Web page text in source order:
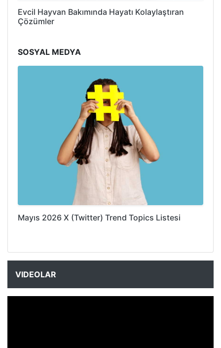
Evcil Hayvan Bakımında Hayatı Kolaylaştıran
Çözümler
SOSYAL MEDYA
Mayıs 2026 X (Twitter) Trend Topics Listesi
VIDEOLAR